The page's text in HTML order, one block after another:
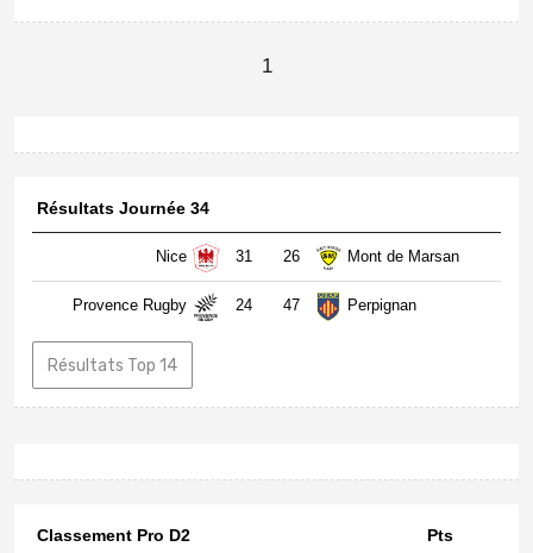
1
Résultats Journée 34
Nice 31 26 Mont de Marsan
Provence Rugby 24 47 Perpignan
Résultats Top 14
Classement Pro D2 Pts